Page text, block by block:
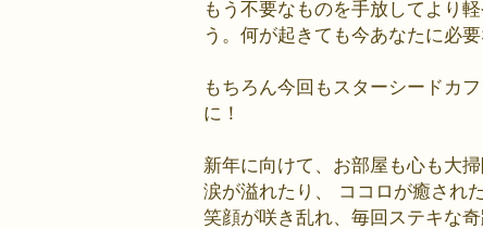
もう不要なものを手放してより
う。何が起きても今あなたに必
もちろん今回もスターシードカ
に！
新年に向けて、お部屋も心も大
涙が溢れたり、 ココロが癒され
笑顔が咲き乱れ、毎回ステキな